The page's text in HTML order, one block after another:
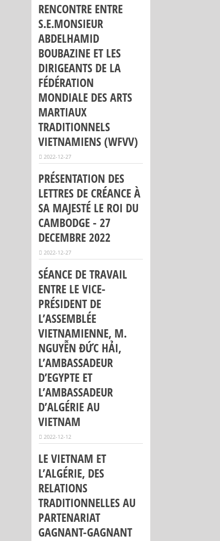
RENCONTRE ENTRE
S.E.MONSIEUR
ABDELHAMID
BOUBAZINE ET LES
DIRIGEANTS DE LA
FÉDÉRATION
MONDIALE DES ARTS
MARTIAUX
TRADITIONNELS
VIETNAMIENS (WFVV)
2022-12-27
PRÉSENTATION DES
LETTRES DE CRÉANCE À
SA MAJESTÉ LE ROI DU
CAMBODGE - 27
DECEMBRE 2022
2022-12-27
SÉANCE DE TRAVAIL
ENTRE LE VICE-
PRÉSIDENT DE
L’ASSEMBLÉE
VIETNAMIENNE, M.
NGUYỄN ĐỨC HẢI,
L’AMBASSADEUR
D’EGYPTE ET
L’AMBASSADEUR
D’ALGÉRIE AU
VIETNAM
2022-12-12
LE VIETNAM ET
L’ALGÉRIE, DES
RELATIONS
TRADITIONNELLES AU
PARTENARIAT
GAGNANT-GAGNANT